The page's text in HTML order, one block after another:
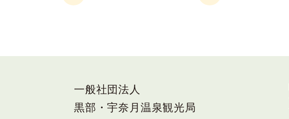
一般社団法人
黒部・宇奈月温泉観光局